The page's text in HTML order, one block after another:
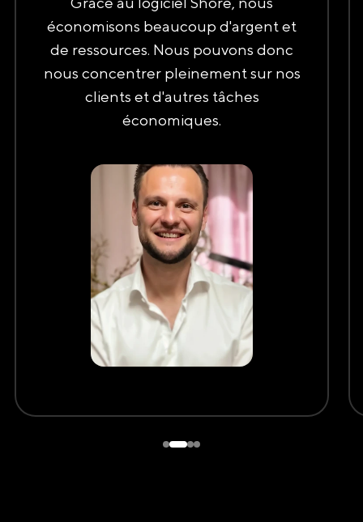
économisons beaucoup d'argent et
de ressources. Nous pouvons donc
nous concentrer pleinement sur nos
clients et d'autres tâches
économiques.